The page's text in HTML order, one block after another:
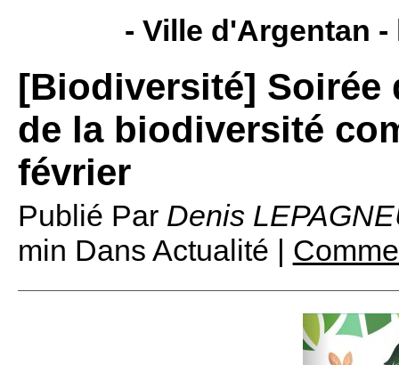
- Ville d'Argentan -
[Biodiversité] Soirée
de la biodiversité
février
Publié Par Denis
min Dans Actualité |